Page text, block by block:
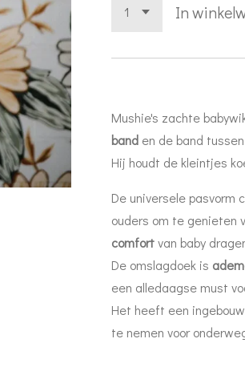
In
Mushie's zachte
band en de band
Hij houdt de kleintjes
De universele pasvorm
ouders om te genieten
comfortvan baby
De omslagdoek is
een alledaagse must
Het heeft een
te nemen voor